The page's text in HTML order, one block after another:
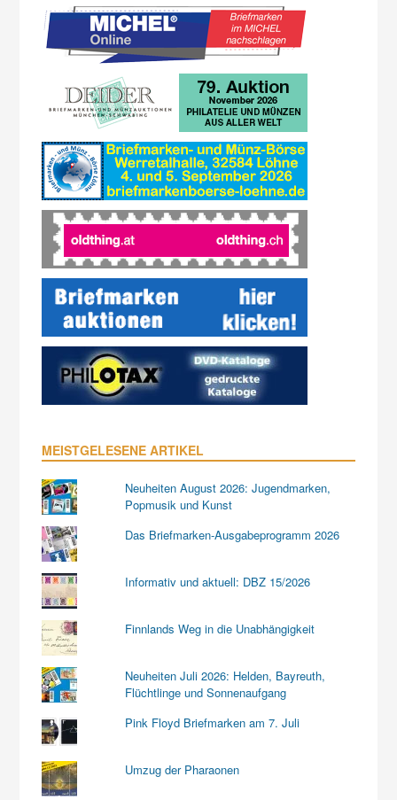
MEISTGELESENE ARTIKEL
Neuheiten August 2026: Jugendmarken,
Popmusik und Kunst
Das Briefmarken-Ausgabeprogramm 2026
Informativ und aktuell: DBZ 15/2026
Finnlands Weg in die Unabhängigkeit
Neuheiten Juli 2026: Helden, Bayreuth,
Flüchtlinge und Sonnenaufgang
Pink Floyd Briefmarken am 7. Juli
Umzug der Pharaonen